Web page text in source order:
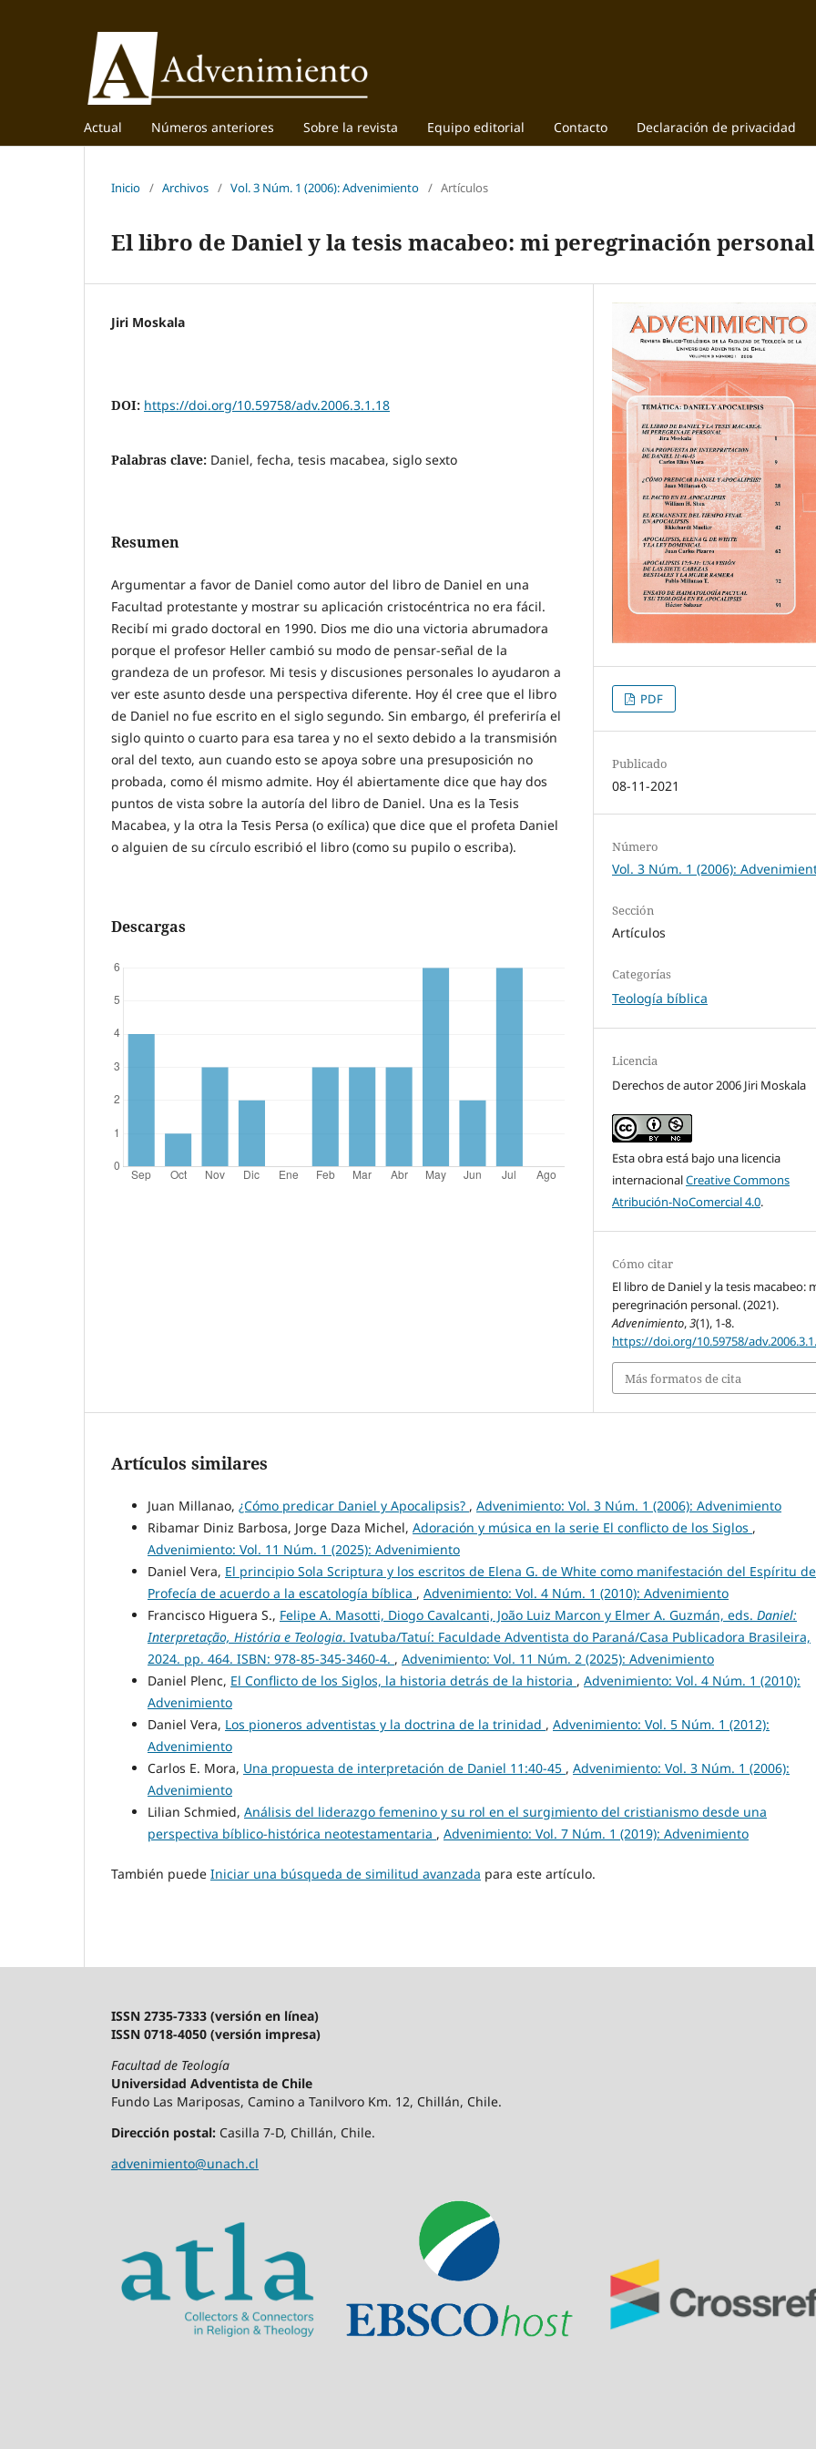
Actual Números anteriores Sobre la revista Equipo editorial Contacto Declaración de privacidad
Inicio / Archivos / Vol. 3 Núm. 1 (2006): Advenimiento / Artículos
El libro de Daniel y la tesis macabeo: mi peregrinación personal
Jiri Moskala
DOI: https://doi.org/10.59758/adv.2006.3.1.18
Palabras clave: Daniel, fecha, tesis macabea, siglo sexto
Resumen
Argumentar a favor de Daniel como autor del libro de Daniel en una
Facultad protestante y mostrar su aplicación cristocéntrica no era fácil.
Recibí mi grado doctoral en 1990. Dios me dio una victoria abrumadora
porque el profesor Heller cambió su modo de pensar-señal de la
grandeza de un profesor. Mi tesis y discusiones personales lo ayudaron a
ver este asunto desde una perspectiva diferente. Hoy él cree que el libro
de Daniel no fue escrito en el siglo segundo. Sin embargo, él preferiría el
siglo quinto o cuarto para esa tarea y no el sexto debido a la transmisión
oral del texto, aun cuando esto se apoya sobre una presuposición no
probada, como él mismo admite. Hoy él abiertamente dice que hay dos
puntos de vista sobre la autoría del libro de Daniel. Una es la Tesis
Macabea, y la otra la Tesis Persa (o exílica) que dice que el profeta Daniel
o alguien de su círculo escribió el libro (como su pupilo o escriba).
Descargas
PDF
Publicado
08-11-2021
Número
Vol. 3 Núm. 1 (2006):
Sección
Artículos
Categorías
Teología bíblica
Licencia
Derechos de autor 2006 Jiri Moskala
Esta obra está bajo una licencia
internacionalCreative Commons
Atribución-NoComercial 4.0.
Cómo citar
El libro de Daniel y la tesis macabeo:
peregrinación personal. (2021).
Advenimiento,3(1), 1-8.
https://doi.org/10.59758/
Más formatos de cita
Artículos similares
Juan Millanao, ¿Cómo predicar Daniel y Apocalipsis? , Advenimiento: Vol. 3 Núm. 1 (2006): Advenimiento
Ribamar Diniz Barbosa, Jorge Daza Michel, Adoración y música en la serie El conflicto de los Siglos ,
Advenimiento: Vol. 11 Núm. 1 (2025): Advenimiento
Daniel Vera, El principio Sola Scriptura y los escritos de Elena G. de White como manifestación del Espíritu de
Profecía de acuerdo a la escatología bíblica , Advenimiento: Vol. 4 Núm. 1 (2010): Advenimiento
Francisco Higuera S., Felipe A. Masotti, Diogo Cavalcanti, João Luiz Marcon y Elmer A. Guzmán, eds. Daniel:
Interpretação, História e Teologia. Ivatuba/Tatuí: Faculdade Adventista do Paraná/Casa Publicadora Brasileira,
2024. pp. 464. ISBN: 978-85-345-3460-4. , Advenimiento: Vol. 11 Núm. 2 (2025): Advenimiento
Daniel Plenc, El Conflicto de los Siglos, la historia detrás de la historia , Advenimiento: Vol. 4 Núm. 1 (2010):
Advenimiento
Daniel Vera, Los pioneros adventistas y la doctrina de la trinidad , Advenimiento: Vol. 5 Núm. 1 (2012):
Advenimiento
Carlos E. Mora, Una propuesta de interpretación de Daniel 11:40-45 , Advenimiento: Vol. 3 Núm. 1 (2006):
Advenimiento
Lilian Schmied, Análisis del liderazgo femenino y su rol en el surgimiento del cristianismo desde una
perspectiva bíblico-histórica neotestamentaria , Advenimiento: Vol. 7 Núm. 1 (2019): Advenimiento
También puede Iniciar una búsqueda de similitud avanzada para este artículo.
ISSN 2735-7333 (versión en línea)
ISSN 0718-4050 (versión impresa)
Facultad de Teología
Universidad Adventista de Chile
Fundo Las Mariposas, Camino a Tanilvoro Km. 12, Chillán, Chile.
Dirección postal: Casilla 7-D, Chillán, Chile.
advenimiento@unach.cl